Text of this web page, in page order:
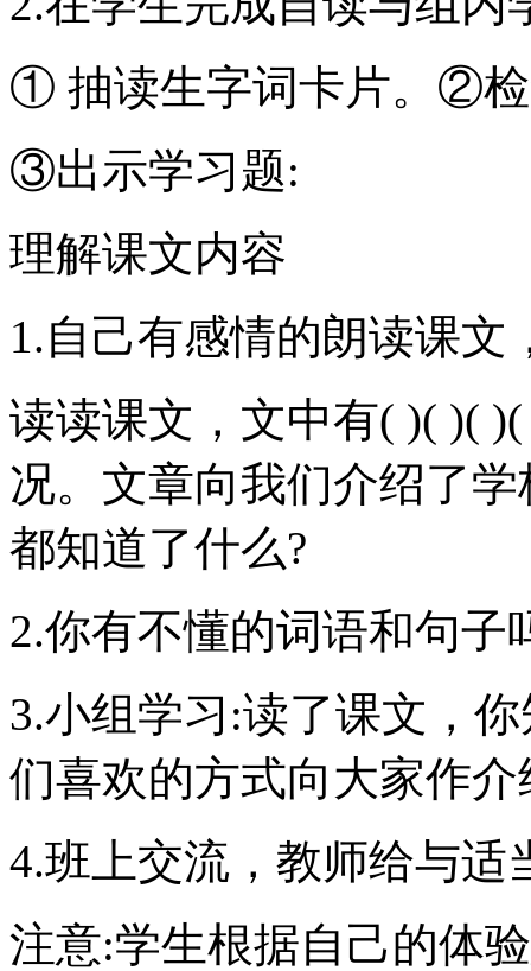
① 抽读生字词卡片。②
③出示学习题:
理解课文内容
1.自己有感情的朗读课文
读读课文，文中有( )( )(
况。文章向我们介绍了
都知道了什么?
2.你有不懂的词语和句子
3.小组学习:读了课文，
们喜欢的方式向大家作介
4.班上交流，教师给与适
注意:学生根据自己的体